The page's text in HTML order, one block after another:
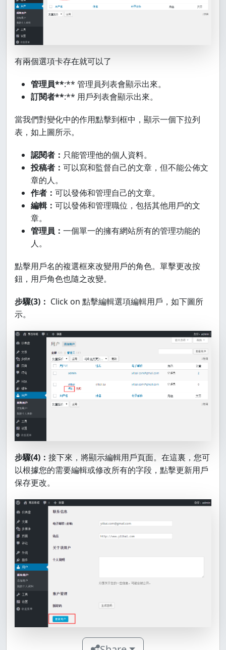
有兩個選項卡存在就可以了
管理員**:** 管理員列表會顯示出來。
訂閱者**:** 用戶列表會顯示出來。
當我們對變化中的作用點擊到框中，顯示一個下拉列
表，如上圖所示。
認閱者： 只能管理他的個人資料。
投稿者： 可以寫和監督自己的文章，但不能公佈文
章的人。
作者： 可以發佈和管理自己的文章。
編輯： 可以發佈和管理職位，包括其他用戶的文
章。
管理員： 一個單一的擁有網站所有的管理功能的
人。
點擊用戶名的複選框來改變用戶的角色。單擊更改按
鈕，用戶角色也隨之改變。
步驟(3)： Click on 點擊編輯選項編輯用戶，如下圖所
示。
步驟(4)： 接下來，將顯示編輯用戶頁面。在這裏，您可
以根據您的需要編輯或修改所有的字段，點擊更新用戶
保存更改。